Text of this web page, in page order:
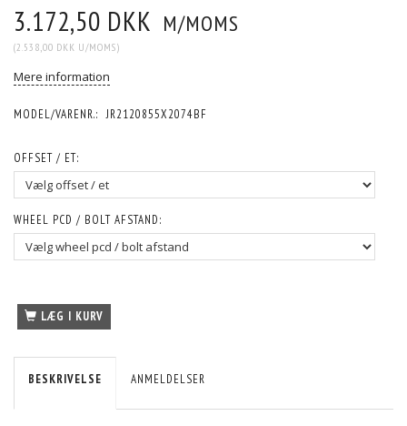
3.172,50 DKK M/MOMS
(2.538,00 DKK U/MOMS)
Mere information
MODEL/VARENR.: JR2120855X2074BF
OFFSET / ET:
WHEEL PCD / BOLT AFSTAND:
LÆG I KURV
BESKRIVELSE ANMELDELSER